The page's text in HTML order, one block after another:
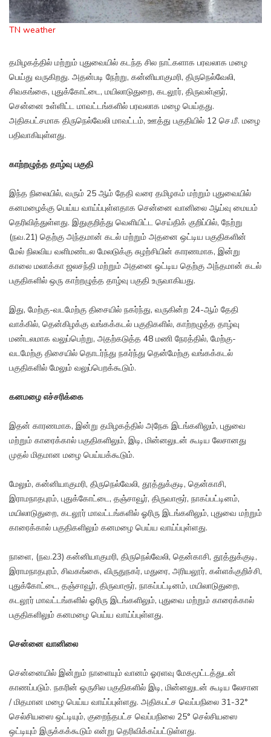
TN weather
தமிழகத்தில் மற்றும் புதுவையில் கடந்த சில நாட்களாக பரவலாக மழை
பெய்து வருகிறது. அதன்படி நேற்று, கன்னியாகுமரி, திருநெல்வேலி,
சிவகங்கை, புதுக்கோட்டை, மயிலாடுதுறை, கடலூர், திருவள்ளுர்,
சென்னை உள்ளிட்ட மாவட்டங்களில் பரவலாக மழை பெய்தது.
அதிகபட்சமாக திருநெல்வேலி மாவட்டம், ஊத்து பகுதியில் 12 செ.மீ. மழை
பதிவாகியுள்ளது.
காற்றழுத்த தாழ்வு பகுதி
இந்த நிலையில், வரும் 25 ஆம் தேதி வரை தமிழகம் மற்றும் புதுவையில்
கனமழைக்கு பெய்ய வாய்ப்புள்ளதாக சென்னை வானிலை ஆய்வு மையம்
தெரிவித்துள்ளது. இதுகுறித்து வெளியிட்ட செய்திக் குறிப்பில், நேற்று
(நவ.21) தெற்கு அந்தமான் கடல் மற்றும் அதனை ஒட்டிய பகுதிகளின்
மேல் நிலவிய வளிமண்டல மேலடுக்கு சுழற்சியின் காரணமாக, இன்று
காலை மலாக்கா ஜலசந்தி மற்றும் அதனை ஒட்டிய தெற்கு அந்தமான் கடல்
பகுதிகளில் ஒரு காற்றழுத்த தாழ்வு பகுதி உருவாகியது.
இது, மேற்கு-வடமேற்கு திசையில் நகர்ந்து, வருகின்ற 24-ஆம் தேதி
வாக்கில், தென்கிழக்கு வங்கக்கடல் பகுதிகளில், காற்றழுத்த தாழ்வு
மண்டலமாக வலுப்பெற்று, அதற்கடுத்த 48 மணி நேரத்தில், மேற்கு-
வடமேற்கு திசையில் தொடர்ந்து நகர்ந்து தென்மேற்கு வங்கக்கடல்
பகுதிகளில் மேலும் வலுப்பெறக்கூடும்.
கனமழை எச்சரிக்கை
இதன் காரணமாக, இன்று தமிழகத்தில் அநேக இடங்களிலும், புதுவை
மற்றும் காரைக்கால் பகுதிகளிலும், இடி, மின்னலுடன் கூடிய லேசானது
முதல் மிதமான மழை பெய்யக்கூடும்.
மேலும், கன்னியாகுமரி, திருநெல்வேலி, தூத்துக்குடி, தென்காசி,
இராமநாதபுரம், புதுக்கோட்டை, தஞ்சாவூர், திருவாரூர், நாகப்பட்டினம்,
மயிலாடுதுறை, கடலூர் மாவட்டங்களில் ஓரிரு இடங்களிலும், புதுவை மற்றும்
காரைக்கால் பகுதிகளிலும் கனமழை பெய்ய வாய்ப்புள்ளது.
நாளை, (நவ.23) கன்னியாகுமரி, திருநெல்வேலி, தென்காசி, தூத்துக்குடி,
இராமநாதபுரம், சிவகங்கை, விருதுநகர், மதுரை, அரியலூர், கள்ளக்குறிச்சி,
புதுக்கோட்டை, தஞ்சாவூர், திருவாரூர், நாகப்பட்டினம், மயிலாடுதுறை,
கடலூர் மாவட்டங்களில் ஓரிரு இடங்களிலும், புதுவை மற்றும் காரைக்கால்
பகுதிகளிலும் கனமழை பெய்ய வாய்ப்புள்ளது.
சென்னை வானிலை
சென்னையில் இன்றும் நாளையும் வானம் ஓரளவு மேகமூட்டத்துடன்
காணப்படும். நகரின் ஒருசில பகுதிகளில் இடி, மின்னலுடன் கூடிய லேசான
/ மிதமான மழை பெய்ய வாய்ப்புள்ளது. அதிகபட்ச வெப்பநிலை 31-32°
செல்சியஸை ஒட்டியும், குறைந்தபட்ச வெப்பநிலை 25° செல்சியஸை
ஒட்டியும் இருக்கக்கூடும் என்று தெரிவிக்கப்பட்டுள்ளது.